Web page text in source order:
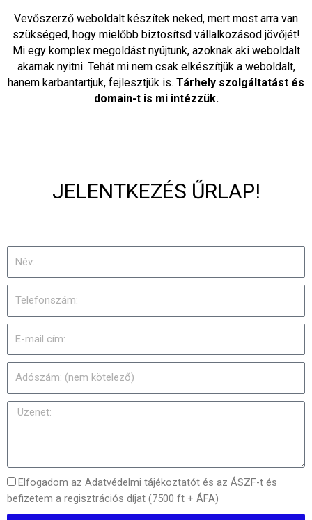
Vevőszerző weboldalt készítek neked, mert most arra van
szükséged, hogy mielőbb biztosítsd vállalkozásod jövőjét!
Mi egy komplex megoldást nyújtunk, azoknak aki weboldalt
akarnak nyitni. Tehát mi nem csak elkészítjük a weboldalt,
hanem karbantartjuk, fejlesztjük is. Tárhely szolgáltatást és
domain-t is mi intézzük.
JELENTKEZÉS ŰRLAP!
Elfogadom az Adatvédelmi tájékoztatót és az ÁSZF-t és
befizetem a regisztrációs díjat (7500 ft + ÁFA)